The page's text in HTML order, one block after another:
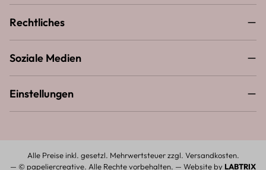
Rechtliches
Soziale Medien
Einstellungen
Alle Preise inkl. gesetzl. Mehrwertsteuer zzgl. Versandkosten.
— © papeliercreative. Alle Rechte vorbehalten. — Website by LABTRIX